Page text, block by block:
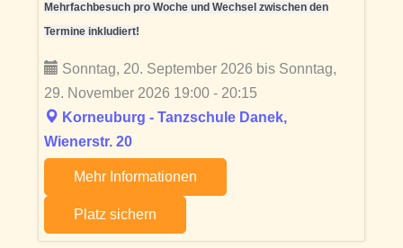
Mehrfachbesuch pro Woche und Wechsel zwischen den
Termine inkludiert!
Sonntag, 20. September 2026 bis Sonntag,
29. November 2026 19:00 - 20:15
Korneuburg - Tanzschule Danek,
Wienerstr. 20
Mehr Informationen
Platz sichern